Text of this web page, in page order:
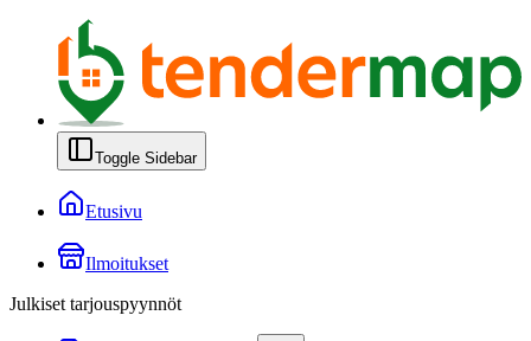
Toggle Sidebar
Etusivu
Ilmoitukset
Julkiset tarjouspyynnöt